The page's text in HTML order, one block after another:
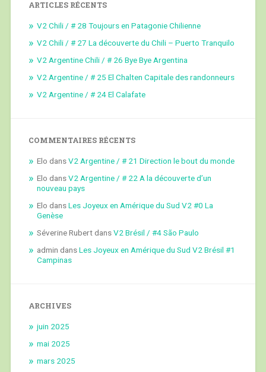
ARTICLES RÉCENTS
V2 Chili / # 28 Toujours en Patagonie Chilienne
V2 Chili / # 27 La découverte du Chili – Puerto Tranquilo
V2 Argentine Chili / # 26 Bye Bye Argentina
V2 Argentine / # 25 El Chalten Capitale des randonneurs
V2 Argentine / # 24 El Calafate
COMMENTAIRES RÉCENTS
Elo dansV2 Argentine / # 21 Direction le bout du monde
Elo dansV2 Argentine / # 22 A la découverte d’un
nouveau pays
Elo dansLes Joyeux en Amérique du Sud V2 #0 La
Genèse
Séverine RubertdansV2 Brésil / #4 São Paulo
admin dansLes Joyeux en Amérique du Sud V2 Brésil #1
Campinas
ARCHIVES
juin 2025
mai 2025
mars 2025